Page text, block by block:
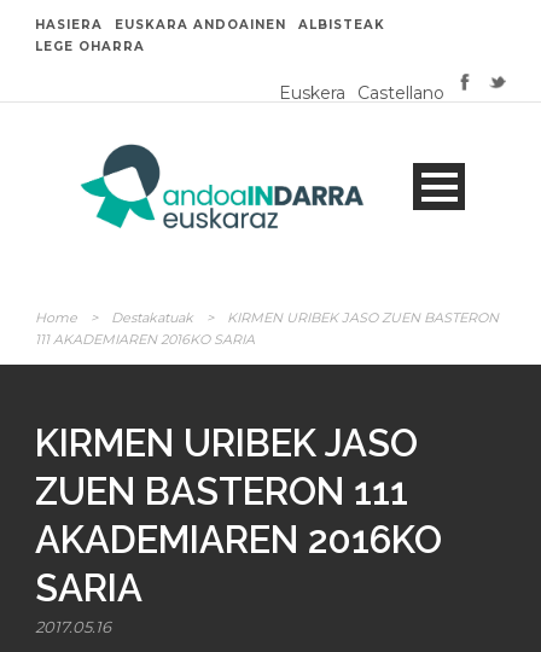
HASIERA EUSKARA ANDOAINEN
ALBISTEAK
LEGE OHARRA
Euskera Castellano
Home > Destakatuak >
KIRMEN URIBEK JASO ZUEN BASTERON
111 AKADEMIAREN 2016KO SARIA
KIRMEN URIBEK JASO
ZUEN BASTERON 111
AKADEMIAREN 2016KO
SARIA
2017.05.16